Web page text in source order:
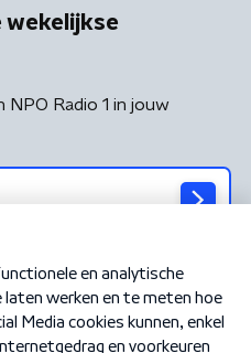
wekelijkse
Radio 1 in jouw